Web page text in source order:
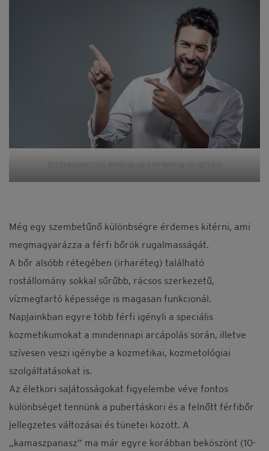
Smiling cool man pointing up and looking at camera
Még egy szembetűnő különbségre érdemes kitérni, ami
megmagyarázza a férfi bőrök rugalmasságát.
A bőr alsóbb rétegében (irharéteg) található
rostállomány sokkal sűrűbb, rácsos szerkezetű,
vízmegtartó képessége is magasan funkcionál.
Napjainkban egyre több férfi igényli a speciális
kozmetikumokat a mindennapi arcápolás során, illetve
szívesen veszi igénybe a kozmetikai, kozmetológiai
szolgáltatásokat is.
Az életkori sajátosságokat figyelembe véve fontos
különbséget tennünk a pubertáskori és a felnőtt férfibőr
jellegzetes változásai és tünetei között. A
„kamaszpanasz” ma már egyre korábban beköszönt (10-